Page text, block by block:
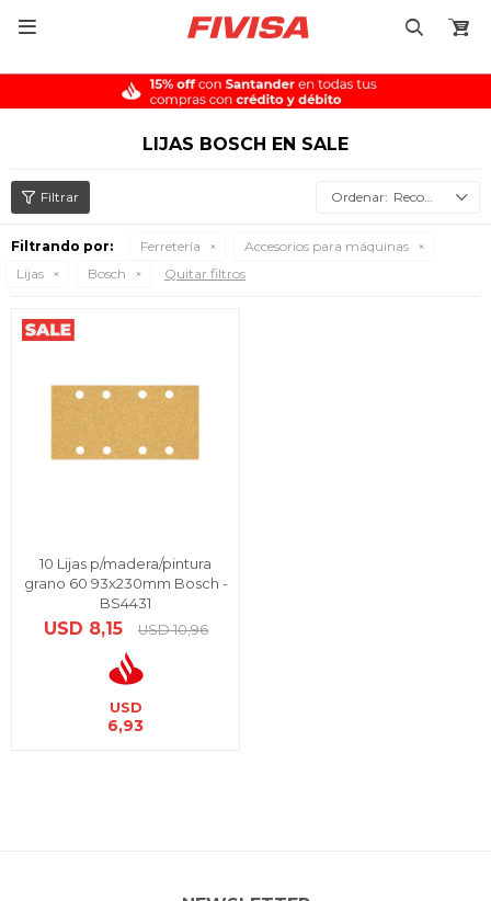

LIJAS BOSCH EN SALE
Recomendados
Filtrando por: Ferretería
Accesorios para máquinas
Lijas
Bosch Quitar filtros
10 Lijas p/madera/pintura
grano 60 93x230mm Bosch -
BS4431
USD 8,15 USD 10,96
USD
6,93